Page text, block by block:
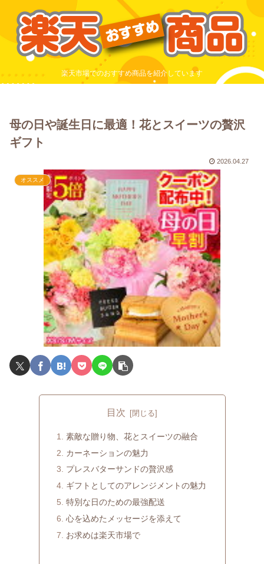
楽天市場でのおすすめ商品を紹介しています
母の日や誕生日に最適！花とスイーツの贅沢
ギフト
2026.04.27
オススメ
目次
素敵な贈り物、花とスイーツの融合
カーネーションの魅力
プレスバターサンドの贅沢感
ギフトとしてのアレンジメントの魅力
特別な日のための最強配送
心を込めたメッセージを添えて
お求めは楽天市場で